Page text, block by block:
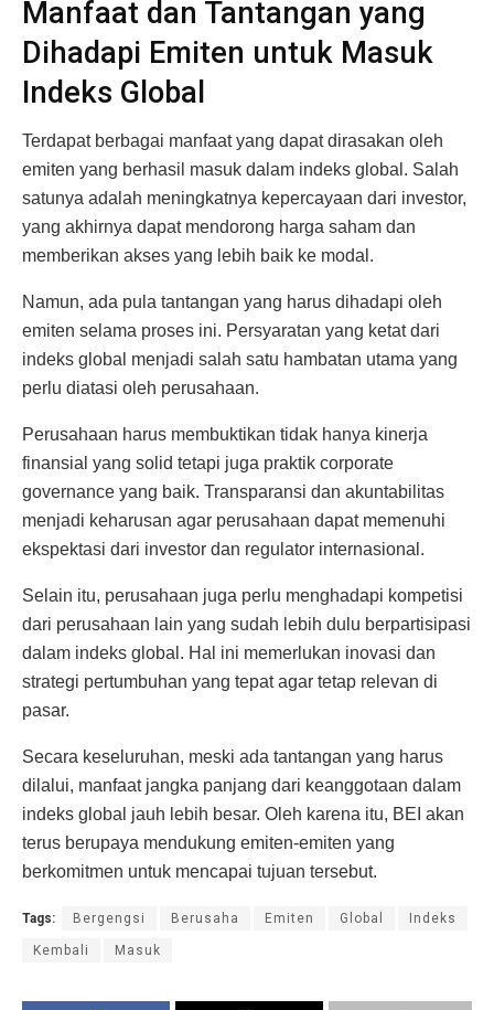
Manfaat dan Tantangan yang
Dihadapi Emiten untuk Masuk
Indeks Global
Terdapat berbagai manfaat yang dapat dirasakan oleh
emiten yang berhasil masuk dalam indeks global. Salah
satunya adalah meningkatnya kepercayaan dari investor,
yang akhirnya dapat mendorong harga saham dan
memberikan akses yang lebih baik ke modal.
Namun, ada pula tantangan yang harus dihadapi oleh
emiten selama proses ini. Persyaratan yang ketat dari
indeks global menjadi salah satu hambatan utama yang
perlu diatasi oleh perusahaan.
Perusahaan harus membuktikan tidak hanya kinerja
finansial yang solid tetapi juga praktik corporate
governance yang baik. Transparansi dan akuntabilitas
menjadi keharusan agar perusahaan dapat memenuhi
ekspektasi dari investor dan regulator internasional.
Selain itu, perusahaan juga perlu menghadapi kompetisi
dari perusahaan lain yang sudah lebih dulu berpartisipasi
dalam indeks global. Hal ini memerlukan inovasi dan
strategi pertumbuhan yang tepat agar tetap relevan di
pasar.
Secara keseluruhan, meski ada tantangan yang harus
dilalui, manfaat jangka panjang dari keanggotaan dalam
indeks global jauh lebih besar. Oleh karena itu, BEI akan
terus berupaya mendukung emiten-emiten yang
berkomitmen untuk mencapai tujuan tersebut.
Tags: Bergengsi Berusaha Emiten Global Indeks
Kembali Masuk